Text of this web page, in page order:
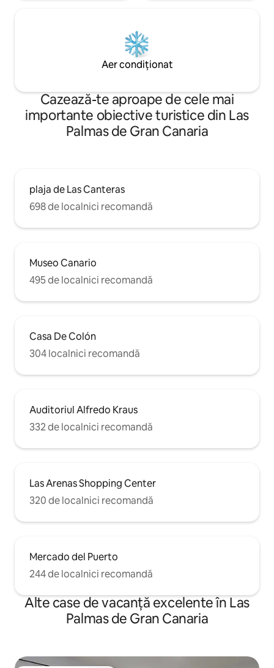
El hotel tiene a disposición de los clientes
los números de registro de cada una de
las Viviendas Vacacionales.
*************************************************************
Aer condiționat
Cazează-te aproape de cele mai
importante obiective turistice din Las
Palmas de Gran Canaria
plaja de Las Canteras
698 de localnici recomandă
Museo Canario
495 de localnici recomandă
Casa De Colón
304 localnici recomandă
Auditoriul Alfredo Kraus
332 de localnici recomandă
Las Arenas Shopping Center
320 de localnici recomandă
Mercado del Puerto
244 de localnici recomandă
Alte case de vacanță excelente în Las
Palmas de Gran Canaria